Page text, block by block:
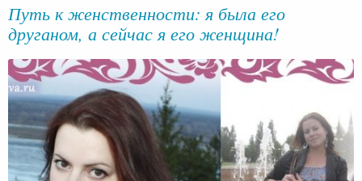
Путь к женственности: я была его
друганом, а сейчас я его женщина!